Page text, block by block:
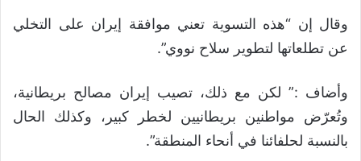
وقال إن “هذه التسوية تعني موافقة إيران على التخلي
عن تطلعاتها لتطوير سلاح نووي”.
وأضاف :” لكن مع ذلك، تصيب إيران مصالح بريطانية،
وتُعرّض مواطنين بريطانيين لخطر كبير، وكذلك الحال
بالنسبة لحلفائنا في أنحاء المنطقة”.